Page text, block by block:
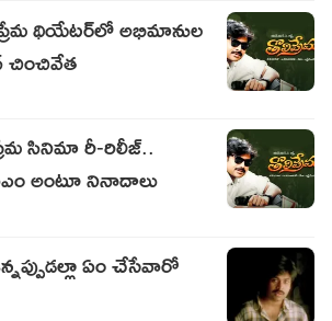
థియేటర్‌లో అభిమానుల
చించివేత
సినిమా రీ-రిలీజ్..
అంటూ నినాదాలు
ఏం చేసేవారో